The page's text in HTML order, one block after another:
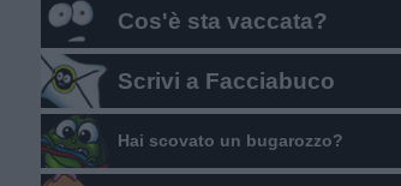
Cos'è sta vaccata?
Scrivi a Facciabuco
Hai scovato un bugarozzo?